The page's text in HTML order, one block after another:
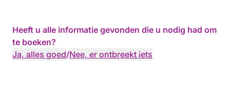
Heeft u alle informatie gevonden die u nodig had om
te boeken?
Ja, alles goed/Nee, er ontbreekt iets